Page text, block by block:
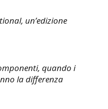
un’edizione
quando i
la differenza